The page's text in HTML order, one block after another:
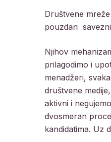
Društvene
pouzdan
Njihov
prilagodimo i
menadžeri,
društvene
aktivni i
dvosmeran
kandidatima. Uz